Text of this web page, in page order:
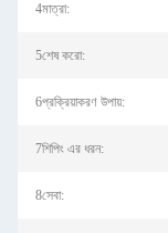
4মাত্রা:
5শেষ করো:
6প্রক্রিয়াকরণ উপায়:
7শিপিং এর ধরন:
8সেবা: